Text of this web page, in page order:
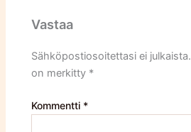
Vastaa
Sähköpostiosoitettasi ei julkaista.
on merkitty *
Kommentti *